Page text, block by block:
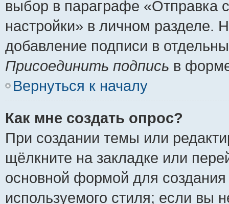
выбор в параграфе «Отправка
настройки» в личном разделе.
добавление подписи в
Присоединить подпись в
Вернуться к началу
Как мне создать опрос?
При создании темы или
щёлкните на закладке или
основной формой для
используемого стиля; если вы